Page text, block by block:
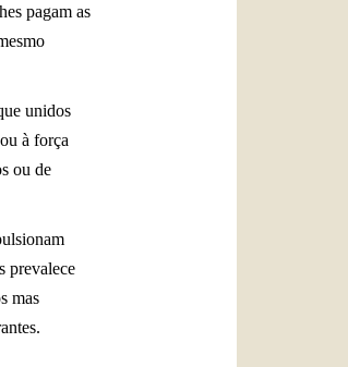
pagam as
unidos
à força
ou de
prevalece
mas